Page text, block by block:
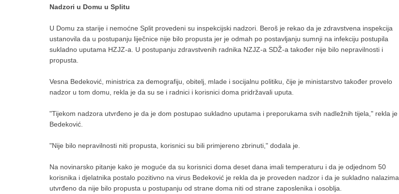
Nadzori u Domu u Splitu
U Domu za starije i nemoćne Split provedeni su inspekcijski nadzori. Beroš je rekao da je zdravstvena inspekcija
ustanovila da u postupanju liječnice nije bilo propusta jer je odmah po postavljanju sumnji na infekciju postupila
sukladno uputama HZJZ-a. U postupanju zdravstvenih radnika NZJZ-a SDŽ-a također nije bilo nepravilnosti i
propusta.
Vesna Bedeković, ministrica za demografiju, obitelj, mlade i socijalnu politiku, čije je ministarstvo također provelo
nadzor u tom domu, rekla je da su se i radnici i korisnici doma pridržavali uputa.
"Tijekom nadzora utvrđeno je da je dom postupao sukladno uputama i preporukama svih nadležnih tijela," rekla je
Bedeković.
"Nije bilo nepravilnosti niti propusta, korisnici su bili primjereno zbrinuti," dodala je.
Na novinarsko pitanje kako je moguće da su korisnici doma deset dana imali temperaturu i da je odjednom 50
korisnika i djelatnika postalo pozitivno na virus Bedeković je rekla da je proveden nadzor i da je sukladno nalazima
utvrđeno da nije bilo propusta u postupanju od strane doma niti od strane zaposlenika i osoblja.